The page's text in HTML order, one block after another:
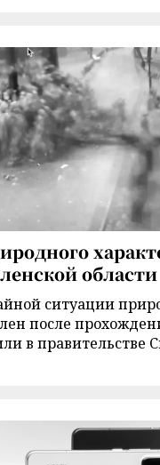
области
ситуации
после
в правительстве